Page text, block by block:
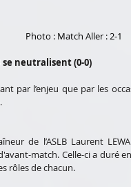
Photo : Match Aller : 2-1
se neutralisent (0-0)
par l’enjeu que par les
de l’ASLB Laurent
match. Celle-ci a duré
rôles de chacun.